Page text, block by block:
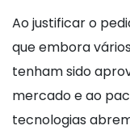
Ao justificar o
que embora
tenham sido
mercado e ao
tecnologias